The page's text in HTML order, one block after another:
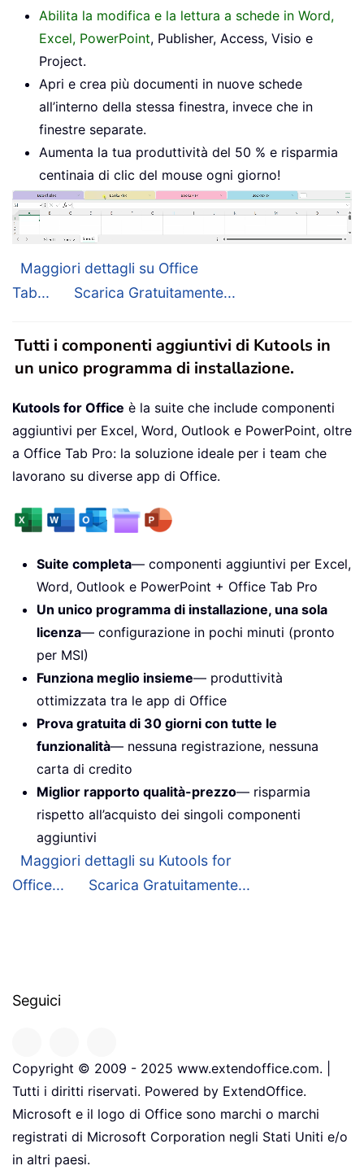
Abilita la modifica e la lettura a schede in Word,
Excel, PowerPoint, Publisher, Access, Visio e
Project.
Apri e crea più documenti in nuove schede
all’interno della stessa finestra, invece che in
finestre separate.
Aumenta la tua produttività del 50 % e risparmia
centinaia di clic del mouse ogni giorno!
Maggiori dettagli su Office
Tab...
Scarica Gratuitamente...
Tutti i componenti aggiuntivi di Kutools in
un unico programma di installazione.
Kutools for Office è la suite che include componenti
aggiuntivi per Excel, Word, Outlook e PowerPoint, oltre
a Office Tab Pro: la soluzione ideale per i team che
lavorano su diverse app di Office.
Suite completa— componenti aggiuntivi per Excel,
Word, Outlook e PowerPoint + Office Tab Pro
Un unico programma di installazione, una sola
licenza— configurazione in pochi minuti (pronto
per MSI)
Funziona meglio insieme— produttività
ottimizzata tra le app di Office
Prova gratuita di 30 giorni con tutte le
funzionalità— nessuna registrazione, nessuna
carta di credito
Miglior rapporto qualità-prezzo— risparmia
rispetto all’acquisto dei singoli componenti
aggiuntivi
Maggiori dettagli su Kutools for
Office...
Scarica Gratuitamente...
Seguici
Copyright © 2009 - 2025 www.extendoffice.com. |
Tutti i diritti riservati. Powered by ExtendOffice.
Microsoft e il logo di Office sono marchi o marchi
registrati di Microsoft Corporation negli Stati Uniti e/o
in altri paesi.